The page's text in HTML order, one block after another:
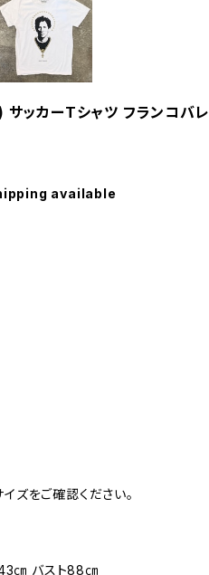
ッカーTシャツ フランコバ
available
ズをご確認ください。
㎝ バスト88㎝